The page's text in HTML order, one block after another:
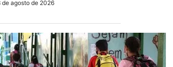
de agosto de 2026